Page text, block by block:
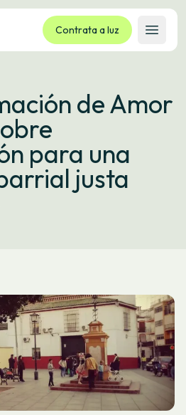
Contrata a luz
Abrir
de Amor
para una
justa